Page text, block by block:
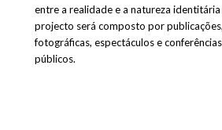
entre a realidade e a natureza
projecto será composto por
fotográficas, espectáculos e
públicos.